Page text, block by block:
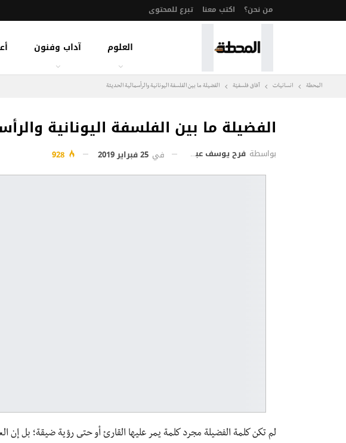
من نحن؟ اكتب معنا تبرع للمحتوى
العلوم آداب وفنون
المحطة انسانيات آفاق فلسفيّة‎ الفضيلة ما بين الفلسفة اليونانية والرأسمالية الحديثة
الفضيلة ما بين الفلسفة اليونانية
بواسطة فرح يوسف عبدالغني في 25 فبراير 2019
لم تكن كلمة الفضيلة مجرد كلمة يمر عليها القارئ أو حتى رؤية ضيقة؛ بل إن